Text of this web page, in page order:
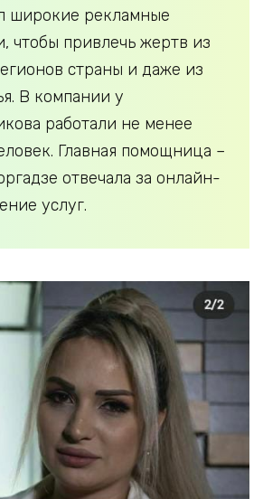
широкие рекламные
чтобы привлечь жертв из
страны и даже из
В компании у
работали не менее
Главная помощница –
отвечала за онлайн-
услуг.